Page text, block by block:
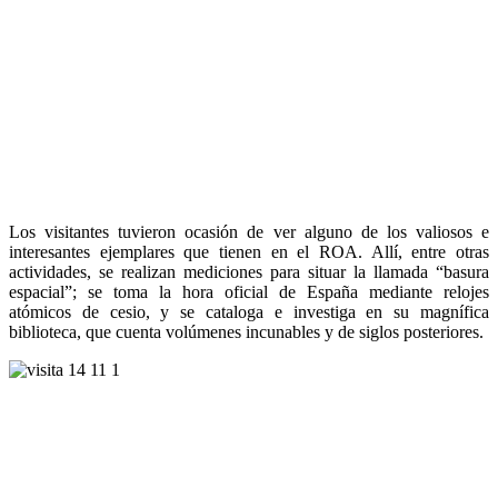
Los visitantes tuvieron ocasión de ver alguno de los valiosos e
interesantes ejemplares que tienen en el ROA. Allí, entre otras
actividades, se realizan mediciones para situar la llamada “basura
espacial”; se toma la hora oficial de España mediante relojes
atómicos de cesio, y se cataloga e investiga en su magnífica
biblioteca, que cuenta volúmenes incunables y de siglos posteriores.